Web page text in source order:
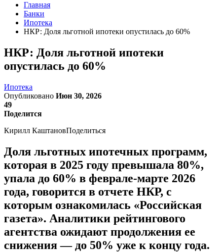
Главная
Банки
Ипотека
НКР: Доля льготной ипотеки опустилась до 60%
НКР: Доля льготной ипотеки
опустилась до 60%
Ипотека
Опубликовано Июн 30, 2026
49
Поделится
Кирилл КаштановПоделиться
Доля льготных ипотечных программ,
которая в 2025 году превышала 80%,
упала до 60% в феврале-марте 2026
года, говорится в отчете НКР, с
которым ознакомилась «Российская
газета». Аналитики рейтингового
агентства ожидают продолжения ее
снижения — до 50% уже к концу года.